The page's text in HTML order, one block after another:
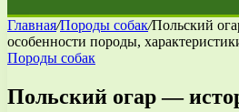
Главная/Породы собак/Польский
особенности породы,
Породы собак
Польский огар —